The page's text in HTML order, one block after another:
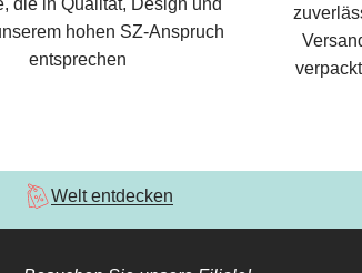
hohen SZ-Anspruch
entsprechen
Welt entdecken